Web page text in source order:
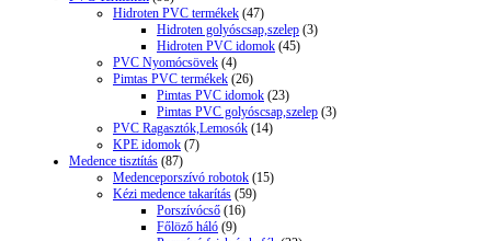
Hidroten PVC termékek (47)
Hidroten golyóscsap,szelep (3)
Hidroten PVC idomok (45)
PVC Nyomócsövek (4)
Pimtas PVC termékek (26)
Pimtas PVC idomok (23)
Pimtas PVC golyóscsap,szelep (3)
PVC Ragasztók,Lemosók (14)
KPE idomok (7)
Medence tisztítás (87)
Medenceporszívó robotok (15)
Kézi medence takarítás (59)
Porszívócső (16)
Főlöző háló (9)